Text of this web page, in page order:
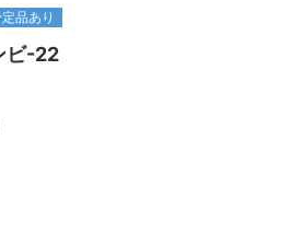
品あり
ビ-22